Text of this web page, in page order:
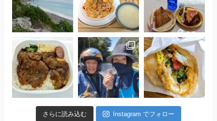
さらに読み込む Instagram でフォロー